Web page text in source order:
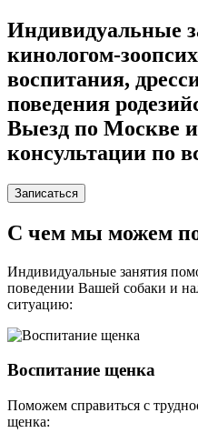
Индивидуальные
кинологом-
воспитания,
поведения
Выезд по Москве
консультации по
Записаться
С чем мы можем
Индивидуальные занятия
поведении Вашей собаки и
ситуацию:
Воспитание щенка
Поможем справиться с
щенка: